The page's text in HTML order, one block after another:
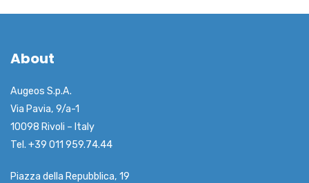
About
Augeos S.p.A.
Via Pavia, 9/a-1
10098 Rivoli – Italy
Tel. +39 011 959.74.44
Piazza della Repubblica, 19